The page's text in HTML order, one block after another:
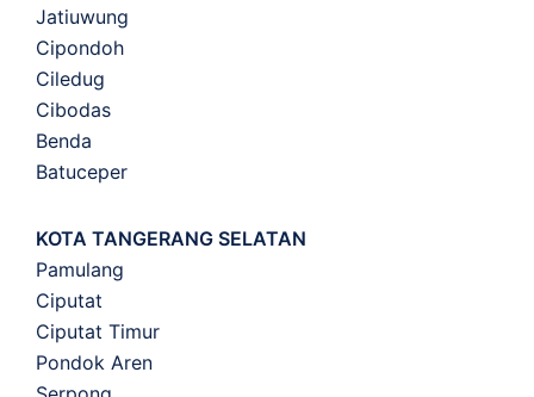
Jatiuwung
Cipondoh
Ciledug
Cibodas
Benda
Batuceper
KOTA TANGERANG SELATAN
Pamulang
Ciputat
Ciputat Timur
Pondok Aren